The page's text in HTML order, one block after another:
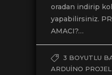
oradan indirip
yapabilirsiniz.
AMACI?…
3 BOYUTLU
ARDUINO